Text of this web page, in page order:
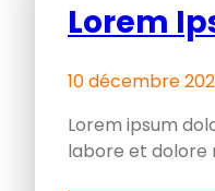
Lorem
10 décembre
Lorem ipsum
labore et dolore